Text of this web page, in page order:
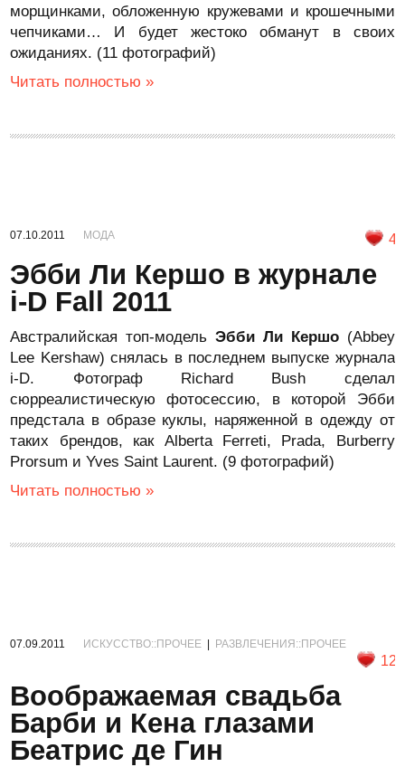
морщинками, обложенную кружевами и крошечными
чепчиками… И будет жестоко обманут в своих
ожиданиях. (11 фотографий)
Читать полностью »
07.10.2011 МОДА 4
Эбби Ли Кершо в журнале
i-D Fall 2011
Австралийская топ-модельЭбби Ли Кершо (Abbey
Lee Kershaw) снялась в последнем выпуске журнала
i-D. Фотограф Richard Bush сделал
сюрреалистическую фотосессию, в которой Эбби
предстала в образе куклы, наряженной в одежду от
таких брендов, как Alberta Ferreti, Prada, Burberry
Prorsum и Yves Saint Laurent. (9 фотографий)
Читать полностью »
07.09.2011 ИСКУССТВО::ПРОЧЕЕ РАЗВЛЕЧЕНИЯ::ПРОЧЕЕ
12
Воображаемая свадьба
Барби и Кена глазами
Беатрис де Гин